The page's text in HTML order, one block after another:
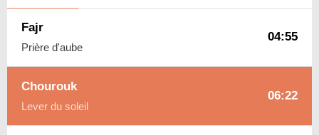
Fajr
Prière d'aube
04:55
Chourouk
Lever du soleil
06:22